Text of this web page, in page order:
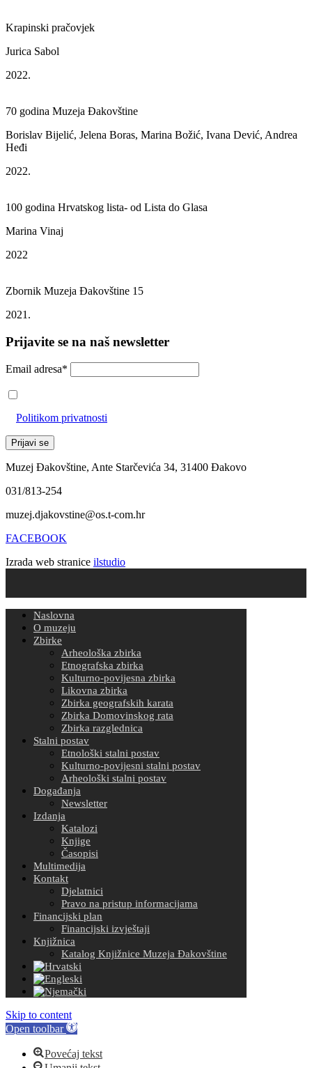
Krapinski pračovjek
Jurica Sabol
2022.
70 godina Muzeja Đakovštine
Borislav Bijelić, Jelena Boras, Marina Božić, Ivana Dević, Andrea
Heđi
2022.
100 godina Hrvatskog lista- od Lista do Glasa
Marina Vinaj
2022
Zbornik Muzeja Đakovštine 15
2021.
Prijavite se na naš newsletter
Email adresa*
Politikom privatnosti
Muzej Đakovštine, Ante Starčevića 34, 31400 Đakovo
031/813-254
muzej.djakovstine@os.t-com.hr
FACEBOOK
Izrada web stranice ilstudio
Naslovna
O muzeju
Zbirke
Arheološka zbirka
Etnografska zbirka
Kulturno-povijesna zbirka
Likovna zbirka
Zbirka geografskih karata
Zbirka Domovinskog rata
Zbirka razglednica
Stalni postav
Etnološki stalni postav
Kulturno-povijesni stalni postav
Arheološki stalni postav
Događanja
Newsletter
Izdanja
Katalozi
Knjige
Časopisi
Multimedija
Kontakt
Djelatnici
Pravo na pristup informacijama
Financijski plan
Financijski izvještaji
Knjižnica
Katalog Knjižnice Muzeja Đakovštine
Skip to content
Open toolbar
Povećaj tekst